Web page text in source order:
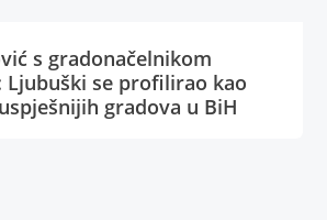
s gradonačelnikom
Ljubuški se profilirao kao
gradova u BiH